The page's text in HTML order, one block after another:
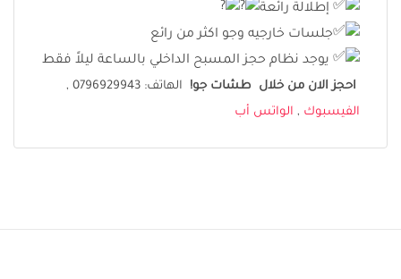
إطلالة رائعة
جلسات خارجيه وجو اكثر من رائع
يوجد نظام حجز المسبح الداخلي بالساعة ليلاً فقط
احجز الان من خلال طشات جو! الهاتف: 0796929943 ,
الفيسبوك , الواتس أب